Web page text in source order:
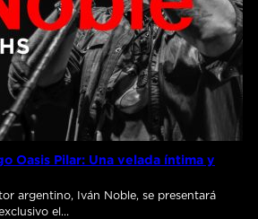
Oasis Pilar: Una velada íntima y
argentino, Iván Noble, se presentará
el…